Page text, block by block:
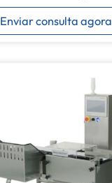
Enviar consulta agora